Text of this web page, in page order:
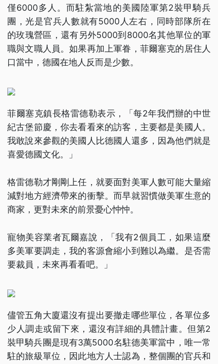
僅6000多人。而駐紮當地的美國陸軍第2裝甲騎兵
團，光是官兵人數就有5000人左右，同時部隊所在
的玫瑰營區，還有另外5000到8000名其他單位的軍
職與文職人員。如果再加上軍眷，菲爾塞克的居住人
口當中，德國在地人反而是少數。
菲爾塞克鎮長格雷德勒表示，「每2年我們辦的中世
紀古堡節慶，你去看看來的訪客，主要都是美國人。
我敢說來參觀的美國人比德國人還多，因為他們就是
喜愛德國文化。」
格雷德勒才剛剛上任，就要面對美軍人數可能大量縮
減對地方經濟帶來的衝擊。而早就習慣做美軍生意的
商家，更對未來的前景憂心忡忡。
寵物美容業者瓦爾嘉說，「我有2個員工，如果這麼
多美軍要調走，我的客源會縮小到難以為繼。是否需
要裁員，未來再看看吧。」
儘管五角大廈還沒有提出要撤走哪些單位，各單位多
少人調走或留下來，還沒有詳細的具體計畫。但第2
裝甲騎兵團是現有3萬5000名駐德美軍當中，唯一常
駐的旅級單位，因此地方人士認為，整個團的官兵和